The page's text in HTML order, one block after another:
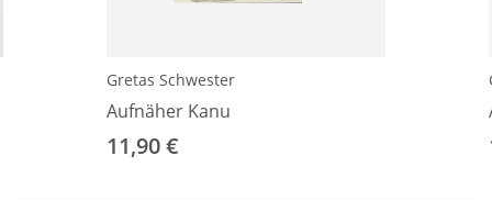
Gretas Schwester
Aufnäher Kanu
11,90 €